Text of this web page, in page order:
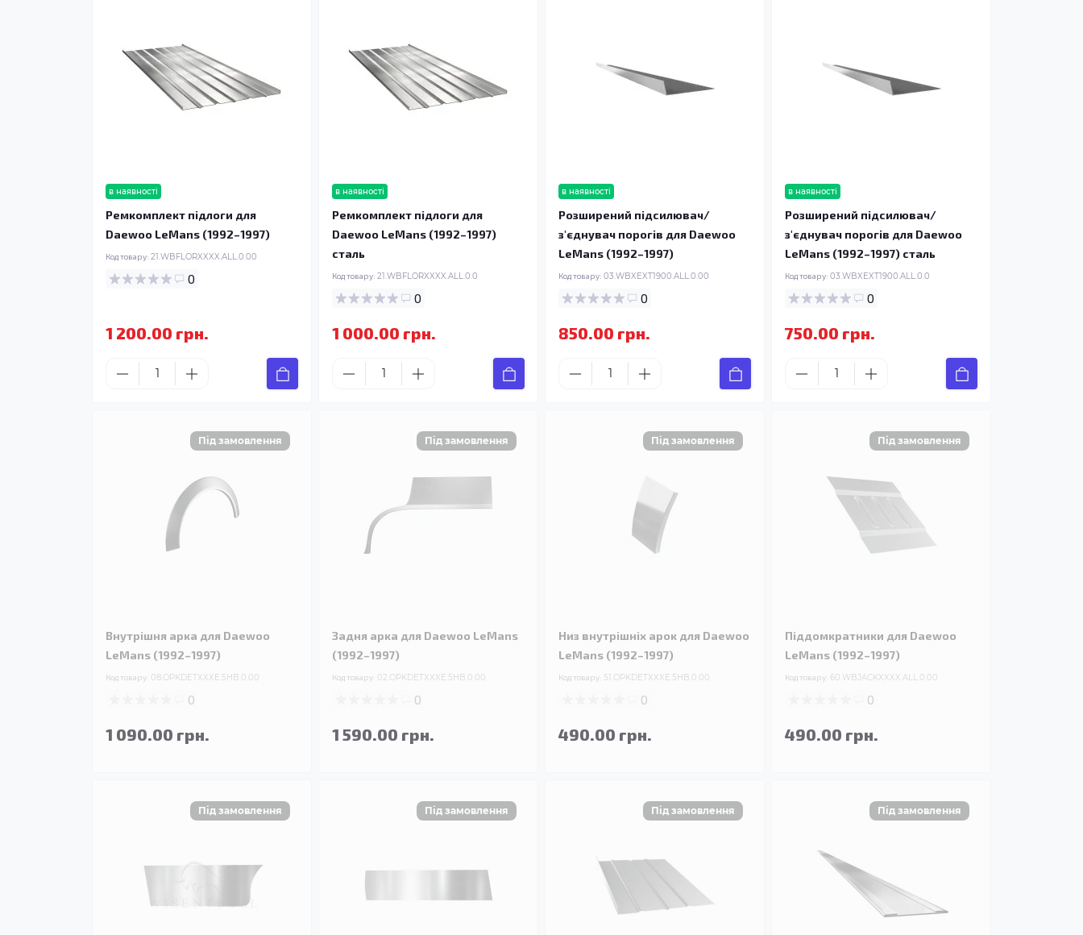
в наявності
Ремкомплект підлоги для
Daewoo LeMans (1992–1997)
Код товару: 21.WBFLORXXXX.ALL.0.00
0
1 200.00 грн.
в наявності
Ремкомплект підлоги для
Daewoo LeMans (1992–1997)
сталь
Код товару: 21.WBFLORXXXX.ALL.0.0
0
1 000.00 грн.
в наявності
Розширений підсилювач/
з'єднувач порогів для Daewoo
LeMans (1992–1997)
Код товару: 03.WBXEXT1900.ALL.0.00
0
850.00 грн.
в наявності
Розширений підсилювач/
з'єднувач порогів для Daewoo
LeMans (1992–1997) сталь
Код товару: 03.WBXEXT1900.ALL.0.0
0
750.00 грн.
Внутрішня арка для Daewoo
LeMans (1992–1997)
Код товару: 08.OPKDETXXXE.5HB.0.00
0
1 090.00 грн.
Задня арка для Daewoo LeMans
(1992–1997)
Код товару: 02.OPKDETXXXE.5HB.0.00
0
1 590.00 грн.
Низ внутрішніх арок для Daewoo
LeMans (1992–1997)
Код товару: 51.OPKDETXXXE.5HB.0.00
0
490.00 грн.
Піддомкратники для Daewoo
LeMans (1992–1997)
Код товару: 60.WBJACKXXXX.ALL.0.00
0
490.00 грн.